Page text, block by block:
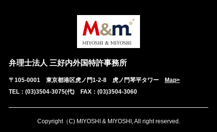
弁理士法人 三好内外国特許事務所
〒105-0001 東京都港区虎ノ門1-2-8 虎ノ門琴平タワー Map>
TEL：(03)3504-3075(代) FAX：(03)3504-3060
Copyright（C) MIYOSHI & MIYOSHI, All right reserved.